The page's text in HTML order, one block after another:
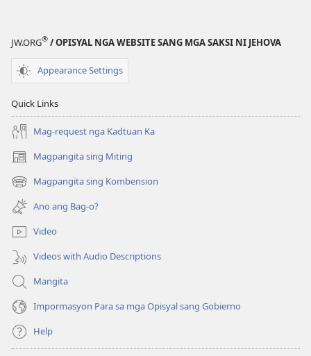
ang
JW.ORG® / OPISYAL NGA WEBSITE SANG MGA SAKSI NI JEHOVA
Appearance Settings
Quick Links
Mag-request nga Kadtuan Ka
Magpangita sing Miting
(opens
new
window)
Magpangita sing Kombension
(opens
new
window)
Ano ang Bag-o?
Video
Videos with Audio Descriptions
Mangita
Impormasyon Para sa mga Opisyal sang Gobierno
Help